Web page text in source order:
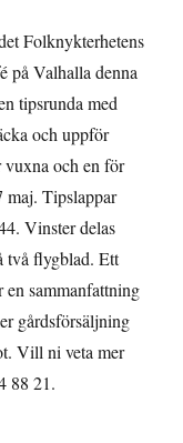
Folknykterhetens
på Valhalla denna
tipsrunda med
och uppför
vuxna och en för
maj. Tipslappar
Vinster delas
två flygblad. Ett
sammanfattning
gårdsförsäljning
Vill ni veta mer
88 21.